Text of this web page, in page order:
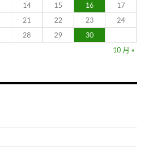
14 15 16
17
21 22 23
24
28 29
30
10 月 »